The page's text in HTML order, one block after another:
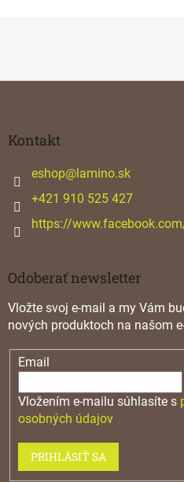
Kontakt
eshop@lamino.sk
+421 910 525 427
https://
Odoberať newsletter
Vložte svoj e-mail a my Vám
nových produktoch na našom
Email
Vložením e-mailu súhlasíte s
osobných údajov
PRIHLÁSIŤ SA